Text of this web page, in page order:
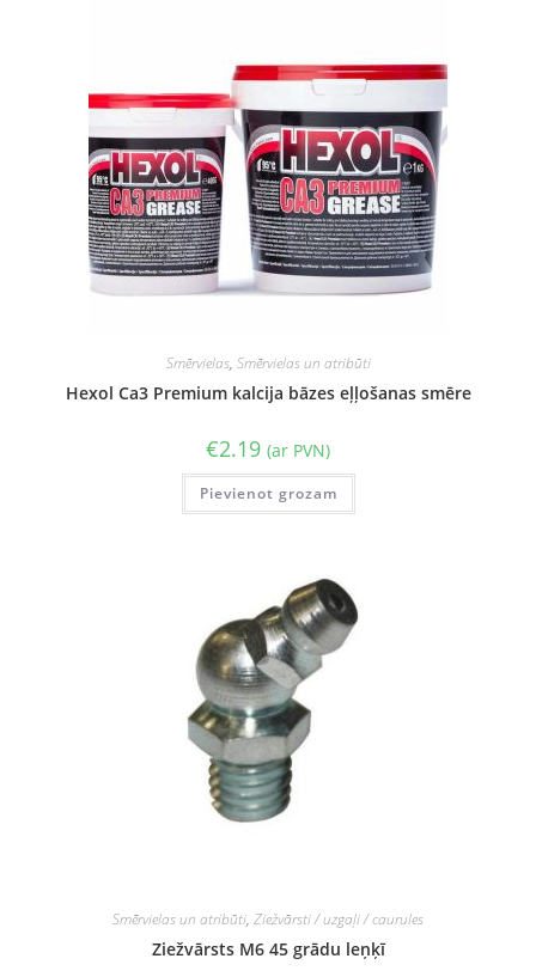
Smērvielas, Smērvielas un atribūti
Hexol Ca3 Premium kalcija bāzes eļļošanas smēre
€2.19 (ar PVN)
Pievienot grozam
Smērvielas un atribūti, Ziežvārsti / uzgaļi / caurules
Ziežvārsts M6 45 grādu leņķī